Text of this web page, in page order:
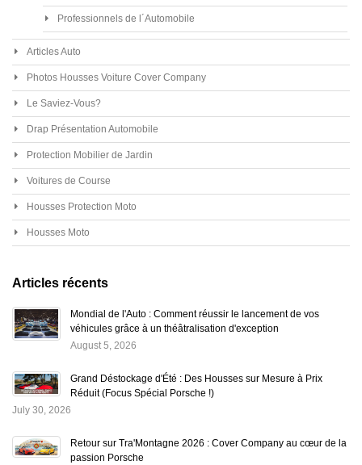
Professionnels de l´Automobile
Articles Auto
Photos Housses Voiture Cover Company
Le Saviez-Vous?
Drap Présentation Automobile
Protection Mobilier de Jardin
Voitures de Course
Housses Protection Moto
Housses Moto
Articles récents
Mondial de l'Auto : Comment réussir le lancement de vos
véhicules grâce à un théâtralisation d'exception
August 5, 2026
Grand Déstockage d'Été : Des Housses sur Mesure à Prix
Réduit (Focus Spécial Porsche !)
July 30, 2026
Retour sur Tra'Montagne 2026 : Cover Company au cœur de la
passion Porsche